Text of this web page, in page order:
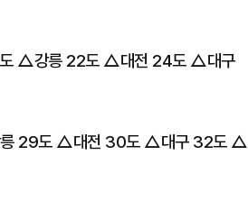
△강릉 22도 △대전 24도 △대구
릉 29도 △대전 30도 △대구 32도 △